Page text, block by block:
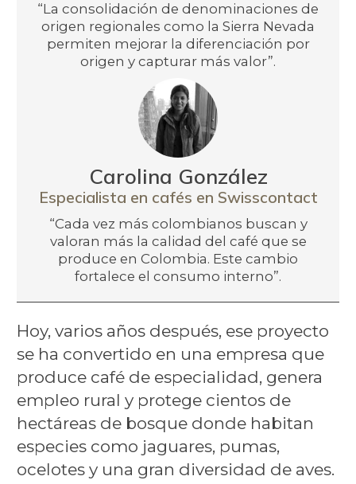
“La consolidación de denominaciones de
origen regionales como la Sierra Nevada
permiten mejorar la diferenciación por
origen y capturar más valor”.
Carolina González
Especialista en cafés en Swisscontact
“Cada vez más colombianos buscan y
valoran más la calidad del café que se
produce en Colombia. Este cambio
fortalece el consumo interno”.
Hoy, varios años después, ese proyecto
se ha convertido en una empresa que
produce café de especialidad, genera
empleo rural y protege cientos de
hectáreas de bosque donde habitan
especies como jaguares, pumas,
ocelotes y una gran diversidad de aves.